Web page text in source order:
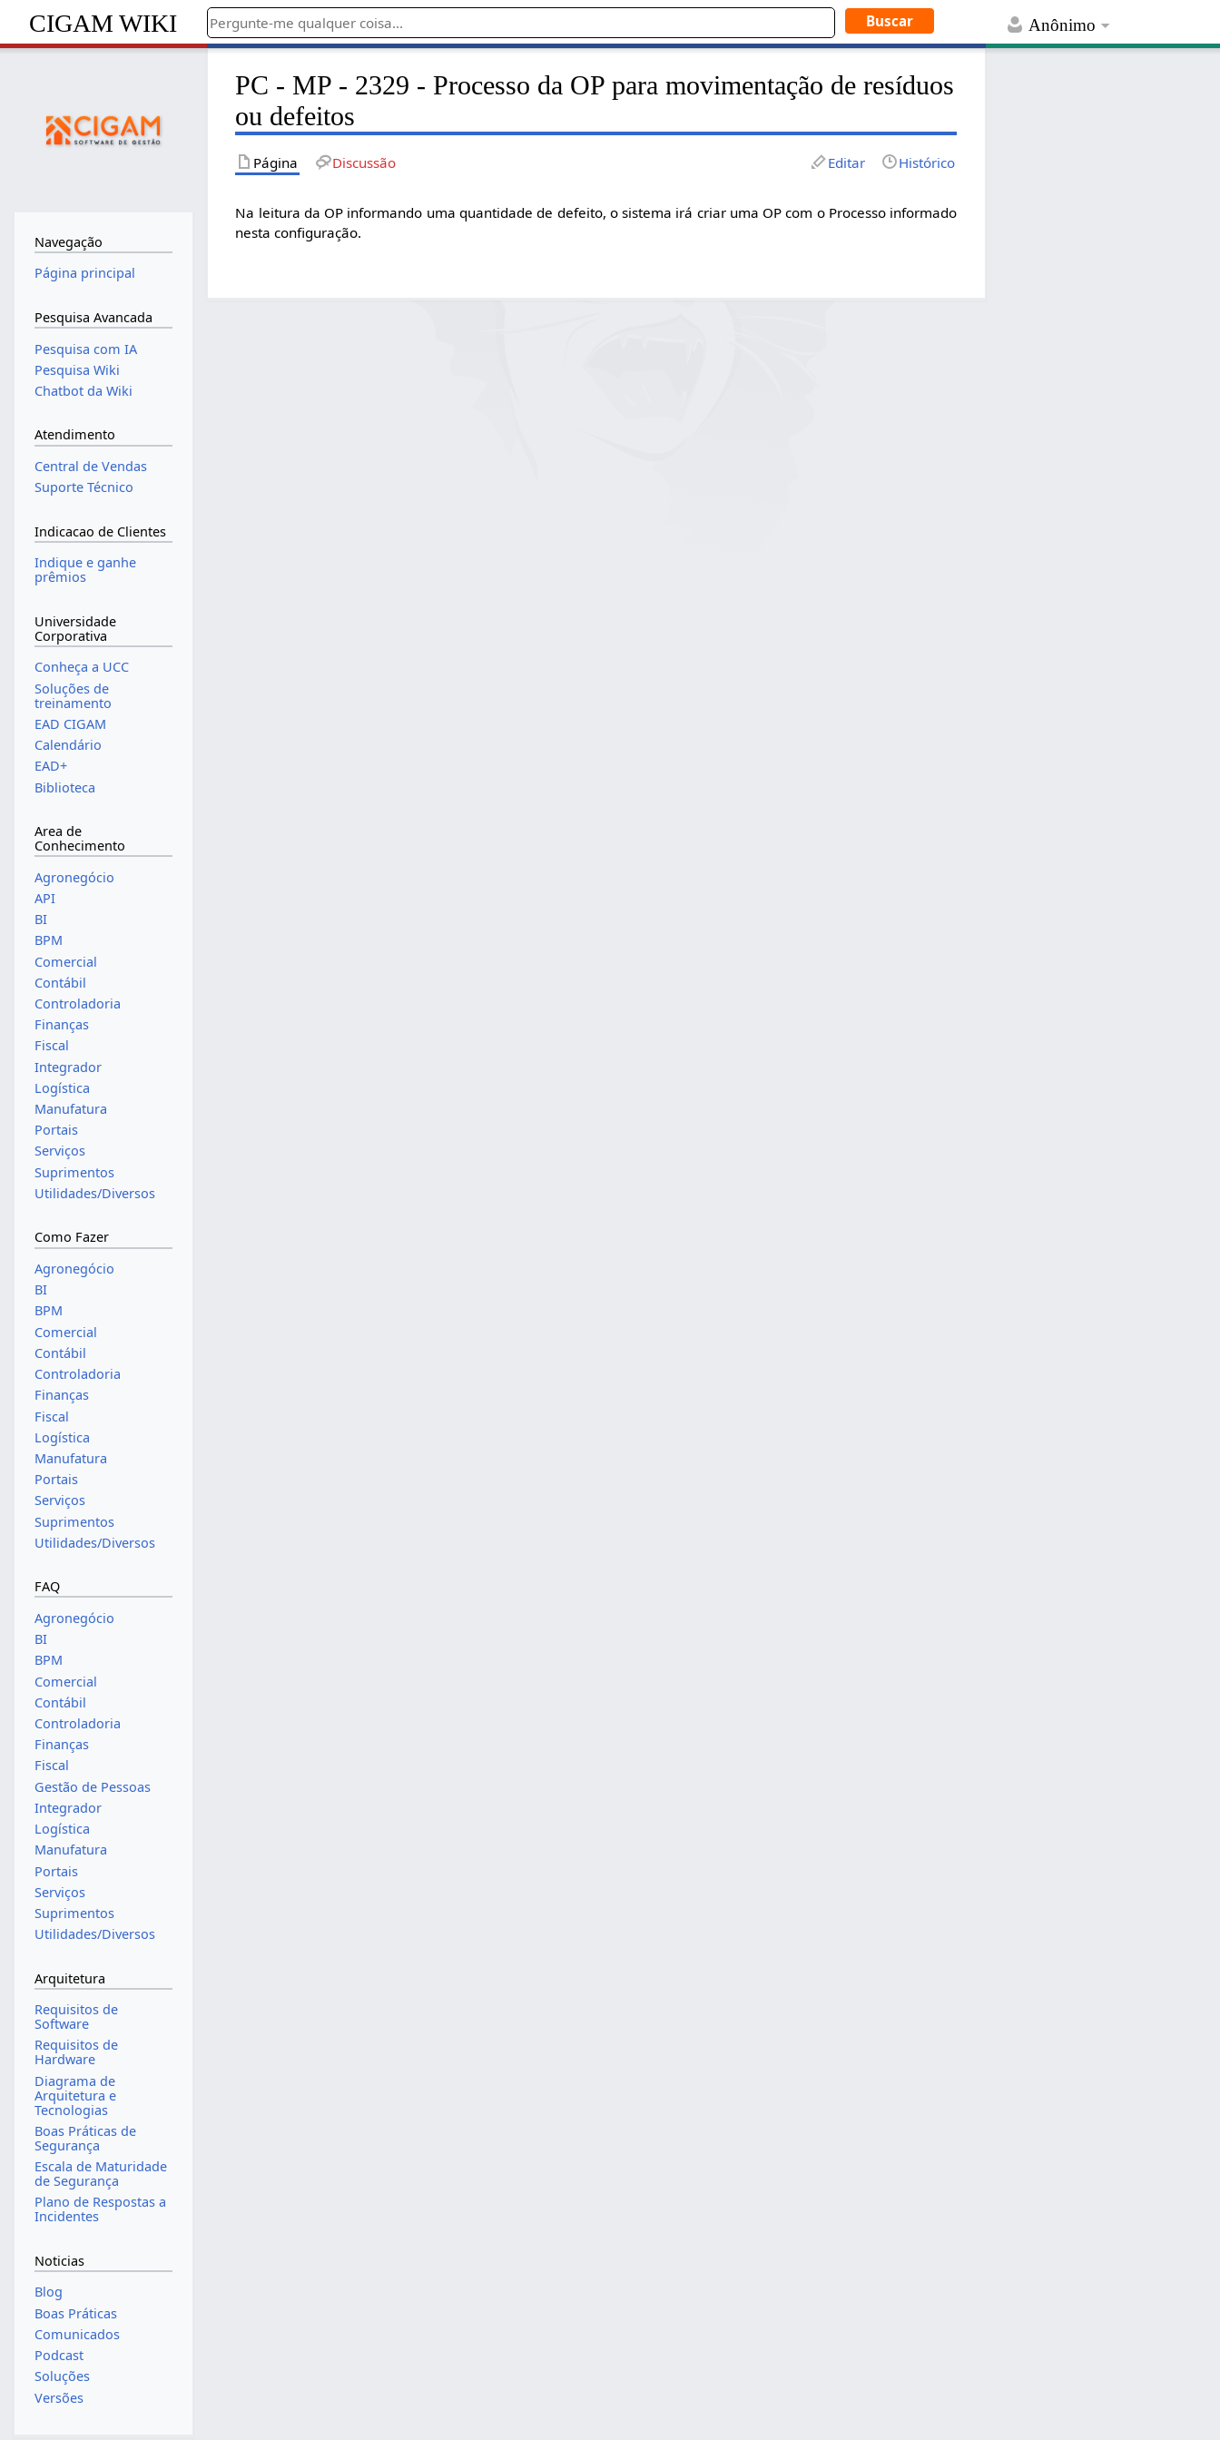
Anônimo
CIGAM WIKI
PC - MP - 2329 - Processo da OP para movimentação de resíduos
ou defeitos
Página Discussão Editar Histórico
Na leitura da OP informando uma quantidade de defeito, o sistema irá criar uma OP com o Processo informado
nesta configuração.
Navegação
Página principal
Pesquisa Avancada
Pesquisa com IA
Pesquisa Wiki
Chatbot da Wiki
Atendimento
Central de Vendas
Suporte Técnico
Indicacao de Clientes
Indique e ganhe
prêmios
Universidade
Corporativa
Conheça a UCC
Soluções de
treinamento
EAD CIGAM
Calendário
EAD+
Biblioteca
Area de
Conhecimento
Agronegócio
API
BI
BPM
Comercial
Contábil
Controladoria
Finanças
Fiscal
Integrador
Logística
Manufatura
Portais
Serviços
Suprimentos
Utilidades/Diversos
Como Fazer
Agronegócio
BI
BPM
Comercial
Contábil
Controladoria
Finanças
Fiscal
Logística
Manufatura
Portais
Serviços
Suprimentos
Utilidades/Diversos
FAQ
Agronegócio
BI
BPM
Comercial
Contábil
Controladoria
Finanças
Fiscal
Gestão de Pessoas
Integrador
Logística
Manufatura
Portais
Serviços
Suprimentos
Utilidades/Diversos
Arquitetura
Requisitos de
Software
Requisitos de
Hardware
Diagrama de
Arquitetura e
Tecnologias
Boas Práticas de
Segurança
Escala de Maturidade
de Segurança
Plano de Respostas a
Incidentes
Noticias
Blog
Boas Práticas
Comunicados
Podcast
Soluções
Versões